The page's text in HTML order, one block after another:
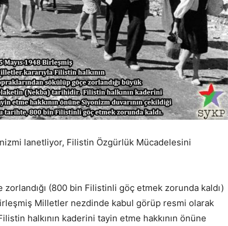
lanetliyor, Filistin Özgürlük Mücadelesini
zorlandığı (800 bin Filistinli göç etmek zorunda kaldı)
Milletler nezdinde kabul görüp resmi olarak
halkının kaderini tayin etme hakkının önüne